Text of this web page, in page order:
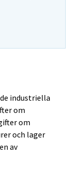
industriella
om
om
och lager
av